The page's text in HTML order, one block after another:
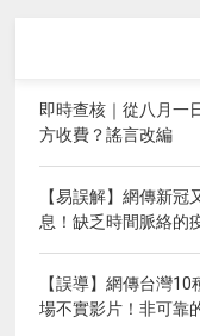
即時查核｜從八月一
方收費？謠言改編
【易誤解】網傳新
息！缺乏時間脈絡的
【誤導】網傳台灣
場不實影片！非可靠